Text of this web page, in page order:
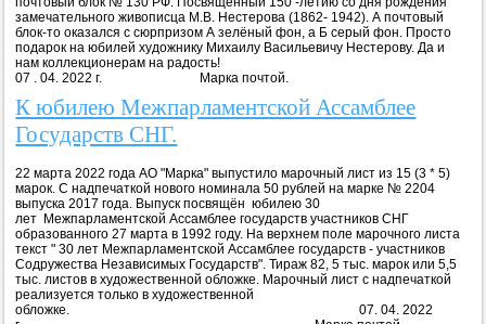
замечательного живописца М.В. Нестерова (1862- 1942). А почтовый
блок-то оказался с сюрпризом А зелёный фон, а Б серый фон. Просто
подарок на юбилей художнику Михаилу Васильевичу Нестерову. Да и
нам коллекционерам на радость!
07 . 04. 2022 г. Марка почтой.
К юбилею Межпарламентской Ассамблее
Государств СНГ.
22 марта 2022 года АО "Марка" выпустило марочный лист из 15 (3 * 5)
марок. С надпечаткой нового номинала 50 рублей на марке № 2204
выпуска 2017 года. Выпуск посвящён юбилею 30
лет Межпарламентской Ассамблее государств участников СНГ
образованного 27 марта в 1992 году. На верхнем поле марочного листа
текст " 30 лет Межпарламентской Ассамблее государств - участников
Содружества Независимых Государств". Тираж 82, 5 тыс. марок или 5,5
тыс. листов в художественной обложке. Марочный лист с надпечаткой
реализуется только в художественной
обложке. 07. 04. 2022